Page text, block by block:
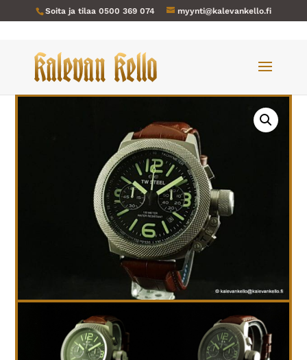
Soita ja tilaa 0500 369 074 myynti@kalevankello.fi
Verkkokauppa/Miesten kellot / TW Steel-001 CS24